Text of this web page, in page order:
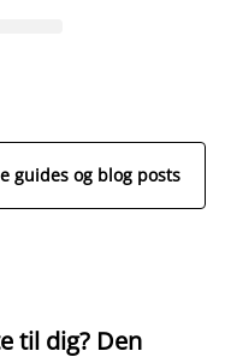
guides og blog posts
til dig? Den